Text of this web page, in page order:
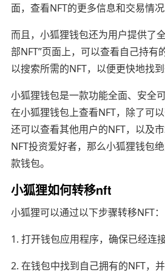
面，查看NFT的更多信息和交易情况
而且，小狐狸钱包还为用户提供了
部NFT”页面上，可以查看自己持有
以搜索所需的NFT，以便更快地找到
小狐狸钱包是一款功能全面、安全
在小狐狸钱包上查看NFT，除了可以
还可以查看其他用户的NFT，以及
NFT投资爱好者，那么小狐狸钱包
款钱包。
小狐狸如何转移nft
小狐狸可以通过以下步骤转移NFT：
1. 打开钱包应用程序，确保已经连
2. 在钱包中找到自己拥有的NFT，